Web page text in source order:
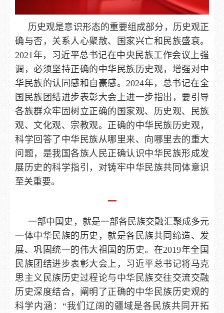
历史观是意识形态的重要组成部分，历史观正
确与否，关系人心聚散、国家兴亡和民族盛衰。
2021年，习近平总书记在中央民族工作会议上强
调，必须坚持正确的中华民族历史观，增强对中
华民族的认同感和自豪感。2024年，总书记在全
国民族团结进步表彰大会上进一步指出，要引导
各族群众牢固树立正确的国家观、历史观、民族
观、文化观、宗教观。正确的中华民族历史观，
科学回答了中华民族从哪里来、向哪里去的重大
问题，是我国各族人民正确认识中华民族形成发
展历史的科学指引，对铸牢中华民族共同体意识
至关重要。
一
一部中国史，就是一部各民族交融汇聚成多元
一体中华民族的历史，就是各民族共同缔造、发
展、巩固统一的伟大祖国的历史。在2019年全国
民族团结进步表彰大会上，习近平总书记将马克
思主义民族历史过程论与中华民族交往交流交融
历史深度结合，阐明了正确的中华民族历史观的
科学内涵：“我们辽阔的疆域是各民族共同开拓